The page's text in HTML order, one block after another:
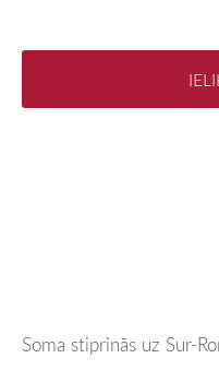
Soma stiprinās uz Sur-